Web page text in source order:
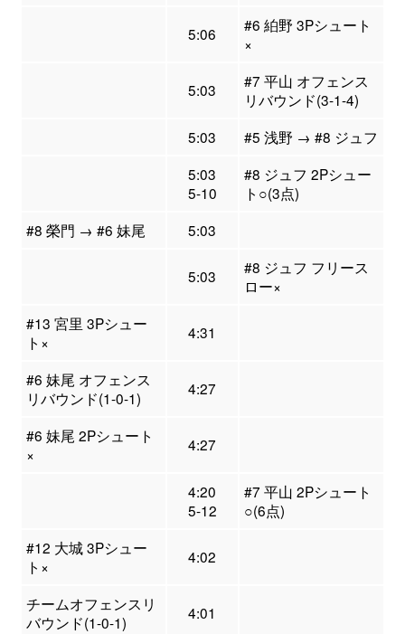
5:06
#6 絈野 3Pシュート
×
5:03
#7 平山 オフェンス
リバウンド(3-1-4)
5:03
#5 浅野 → #8 ジュフ
5:03
5-10
#8 ジュフ 2Pシュー
ト○(3点)
#8 榮門 → #6 妹尾
5:03
5:03
#8 ジュフ フリース
ロー×
#13 宮里 3Pシュー
ト×
4:31
#6 妹尾 オフェンス
リバウンド(1-0-1)
4:27
#6 妹尾 2Pシュート
×
4:27
4:20
5-12
#7 平山 2Pシュート
○(6点)
#12 大城 3Pシュー
ト×
4:02
チームオフェンスリ
バウンド(1-0-1)
4:01